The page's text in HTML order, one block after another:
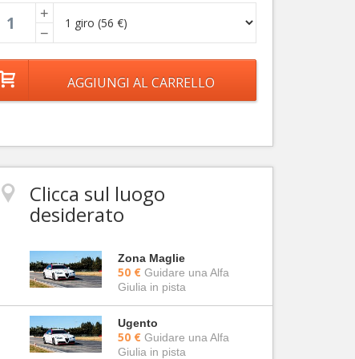
+
−
Clicca sul luogo
desiderato
Zona Maglie
50 € Guidare una Alfa
Giulia in pista
Ugento
50 € Guidare una Alfa
Giulia in pista